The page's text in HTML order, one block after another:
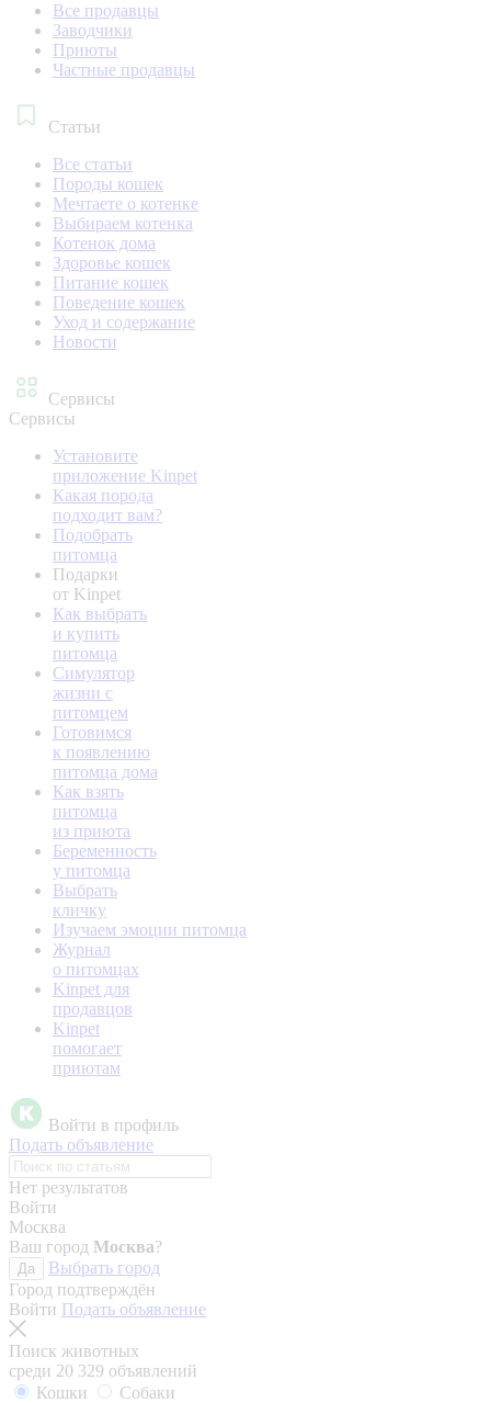
Все продавцы
Заводчики
Приюты
Частные продавцы
Статьи
Все статьи
Породы кошек
Мечтаете о котенке
Выбираем котенка
Котенок дома
Здоровье кошек
Питание кошек
Поведение кошек
Уход и содержание
Новости
Сервисы
Сервисы
Установите
приложение Kinpet
Какая порода
подходит вам?
Подобрать
питомца
Подарки
от Kinpet
Как выбрать
и купить
питомца
Симулятор
жизни с
питомцем
Готовимся
к появлению
питомца дома
Как взять
питомца
из приюта
Беременность
у питомца
Выбрать
кличку
Изучаем эмоции питомца
Журнал
о питомцах
Kinpet для
продавцов
Kinpet
помогает
приютам
Войти в профиль
Подать объявление
Нет результатов
Войти
Москва
Ваш город Москва?
Да
Выбрать город
Город подтверждён
Войти Подать объявление
Поиск животных
среди 20 329 объявлений
Кошки
Собаки